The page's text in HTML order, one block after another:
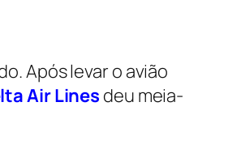
Após levar o avião
Air Lines deu meia-